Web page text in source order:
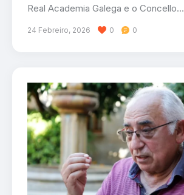
Real Academia Galega e o Concello…
24 Febreiro, 2026 0 0